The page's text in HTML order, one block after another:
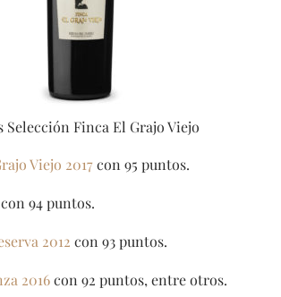
Selección Finca El Grajo Viejo
Viejo 2017con 95 puntos.
con 94 puntos.
2012 con 93 puntos.
2016con 92 puntos, entre otros.